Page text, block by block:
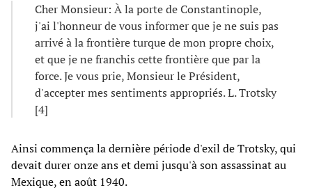
Cher Monsieur: À la porte de Constantinople,
j'ai l'honneur de vous informer que je ne suis pas
arrivé à la frontière turque de mon propre choix,
et que je ne franchis cette frontière que par la
force. Je vous prie, Monsieur le Président,
d'accepter mes sentiments appropriés. L. Trotsky
[4]
Ainsi commença la dernière période d'exil de Trotsky, qui
devait durer onze ans et demi jusqu'à son assassinat au
Mexique, en août 1940.